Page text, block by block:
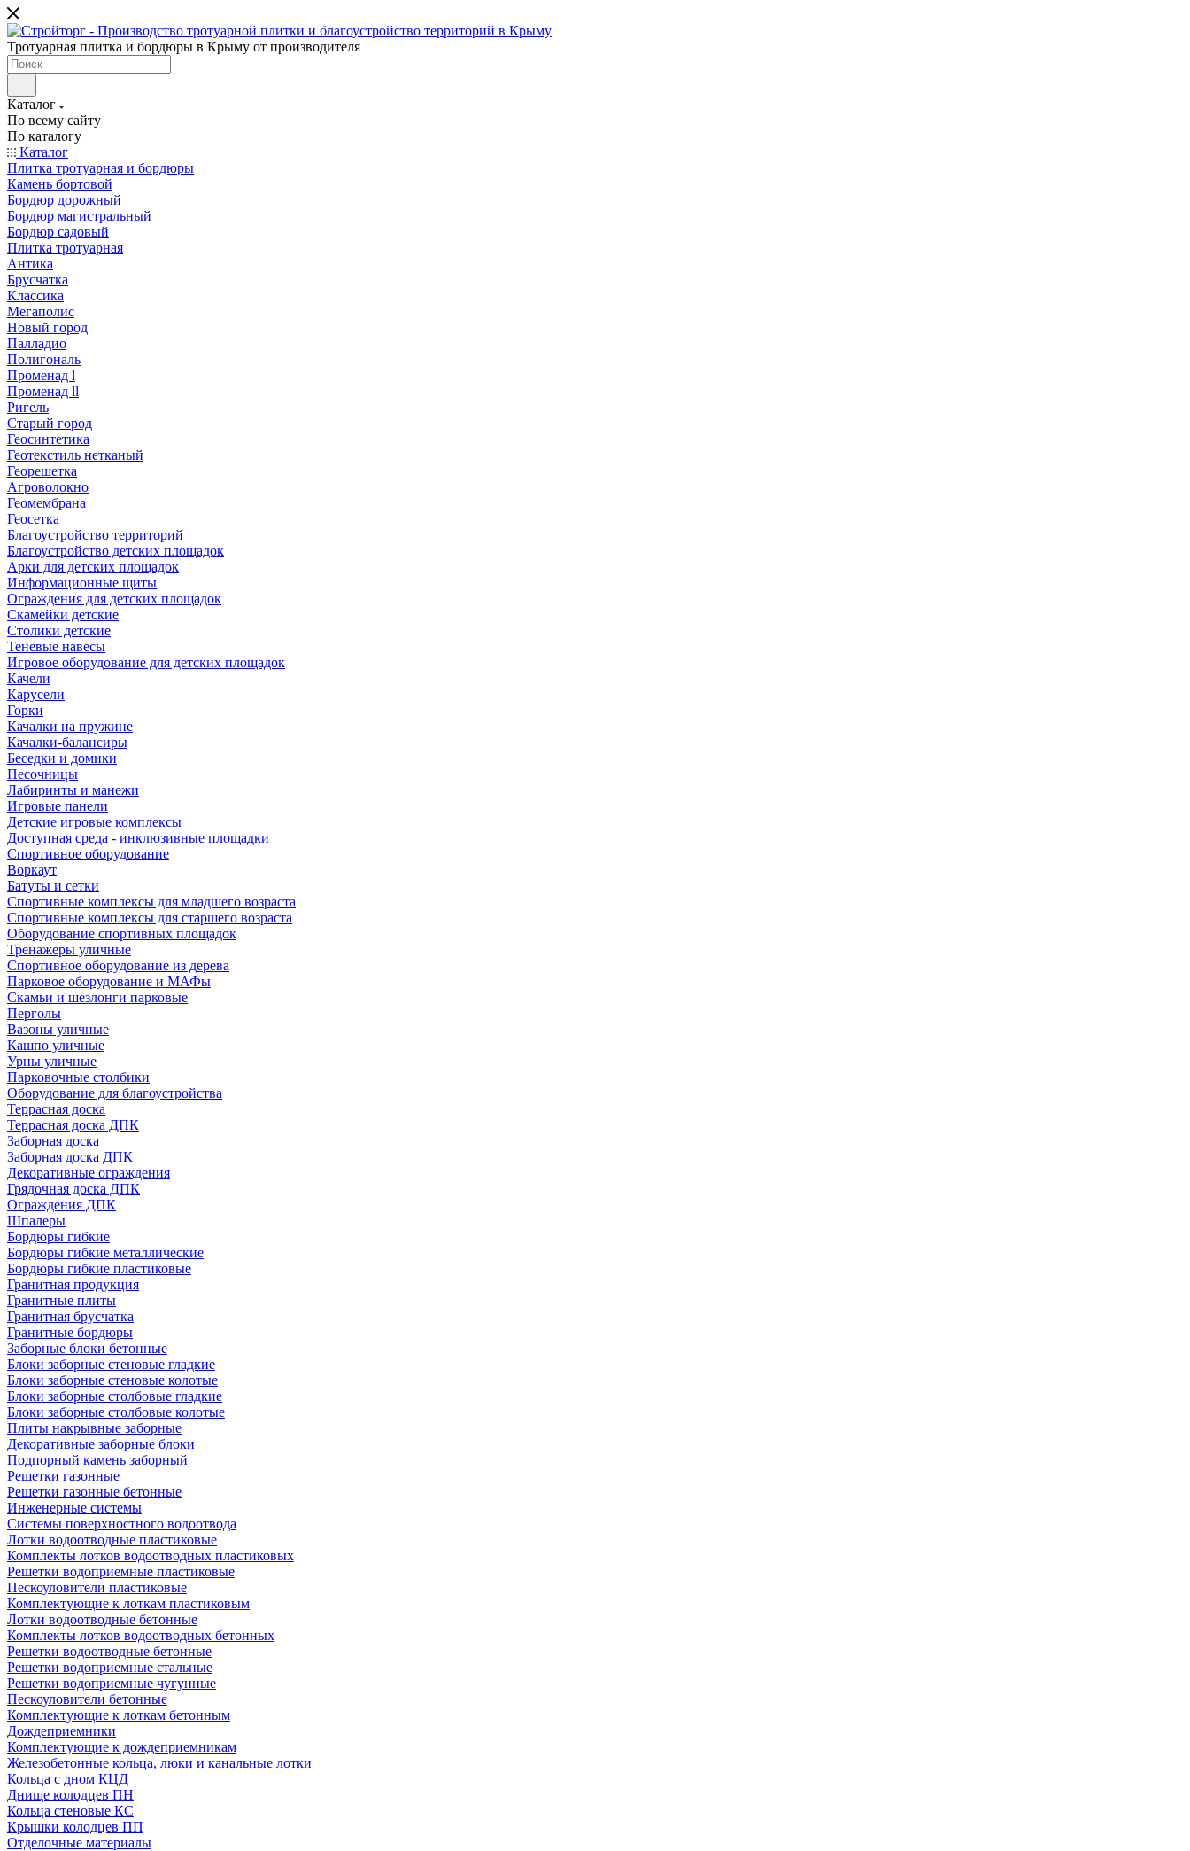
Тротуарная плитка и бордюры в Крыму от производителя
Каталог
По всему сайту
По каталогу
Каталог
Плитка тротуарная и бордюры
Камень бортовой
Бордюр дорожный
Бордюр магистральный
Бордюр садовый
Плитка тротуарная
Антика
Брусчатка
Классика
Мегаполис
Новый город
Палладио
Полигональ
Променад l
Променад ll
Ригель
Старый город
Геосинтетика
Геотекстиль нетканый
Георешетка
Агроволокно
Геомембрана
Геосетка
Благоустройство территорий
Благоустройство детских площадок
Арки для детских площадок
Информационные щиты
Ограждения для детских площадок
Скамейки детские
Столики детские
Теневые навесы
Игровое оборудование для детских площадок
Качели
Карусели
Горки
Качалки на пружине
Качалки-балансиры
Беседки и домики
Песочницы
Лабиринты и манежи
Игровые панели
Детские игровые комплексы
Доступная среда - инклюзивные площадки
Спортивное оборудование
Воркаут
Батуты и сетки
Спортивные комплексы для младшего возраста
Спортивные комплексы для старшего возраста
Оборудование спортивных площадок
Тренажеры уличные
Спортивное оборудование из дерева
Парковое оборудование и МАФы
Скамьи и шезлонги парковые
Перголы
Вазоны уличные
Кашпо уличные
Урны уличные
Парковочные столбики
Оборудование для благоустройства
Террасная доска
Террасная доска ДПК
Заборная доска
Заборная доска ДПК
Декоративные ограждения
Грядочная доска ДПК
Ограждения ДПК
Шпалеры
Бордюры гибкие
Бордюры гибкие металлические
Бордюры гибкие пластиковые
Гранитная продукция
Гранитные плиты
Гранитная брусчатка
Гранитные бордюры
Заборные блоки бетонные
Блоки заборные стеновые гладкие
Блоки заборные стеновые колотые
Блоки заборные столбовые гладкие
Блоки заборные столбовые колотые
Плиты накрывные заборные
Декоративные заборные блоки
Подпорный камень заборный
Решетки газонные
Решетки газонные бетонные
Инженерные системы
Системы поверхностного водоотвода
Лотки водоотводные пластиковые
Комплекты лотков водоотводных пластиковых
Решетки водоприемные пластиковые
Пескоуловители пластиковые
Комплектующие к лоткам пластиковым
Лотки водоотводные бетонные
Комплекты лотков водоотводных бетонных
Решетки водоотводные бетонные
Решетки водоприемные стальные
Решетки водоприемные чугунные
Пескоуловители бетонные
Комплектующие к лоткам бетонным
Дождеприемники
Комплектующие к дождеприемникам
Железобетонные кольца, люки и канальные лотки
Кольца с дном КЦД
Днище колодцев ПН
Кольца стеновые КС
Крышки колодцев ПП
Отделочные материалы